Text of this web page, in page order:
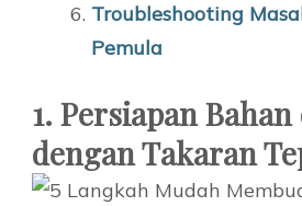
Troubleshooting
Pemula
1. Persiapan
dengan Takaran